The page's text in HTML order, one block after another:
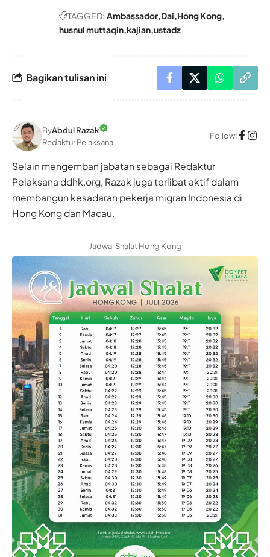
TAGGED: Ambassador Dai Hong Kong
husnul muttaqin kajian ustadz
Bagikan tulisan ini
ByAbdul Razak
Redaktur Pelaksana
Follow:
Selain mengemban jabatan sebagai Redaktur
Pelaksana ddhk.org, Razak juga terlibat aktif dalam
membangun kesadaran pekerja migran Indonesia di
Hong Kong dan Macau.
- Jadwal Shalat Hong Kong -